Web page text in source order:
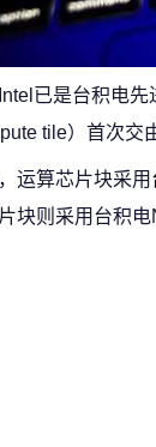
已是台积电
tile）首次交
运算芯片块采
块则采用台积